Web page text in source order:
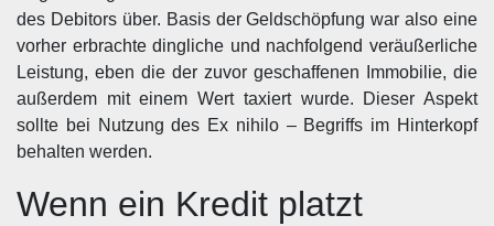
des Debitors über. Basis der Geldschöpfung war also eine
vorher erbrachte dingliche und nachfolgend veräußerliche
Leistung, eben die der zuvor geschaffenen Immobilie, die
außerdem mit einem Wert taxiert wurde. Dieser Aspekt
sollte bei Nutzung des Ex nihilo – Begriffs im Hinterkopf
behalten werden.
Wenn ein Kredit platzt